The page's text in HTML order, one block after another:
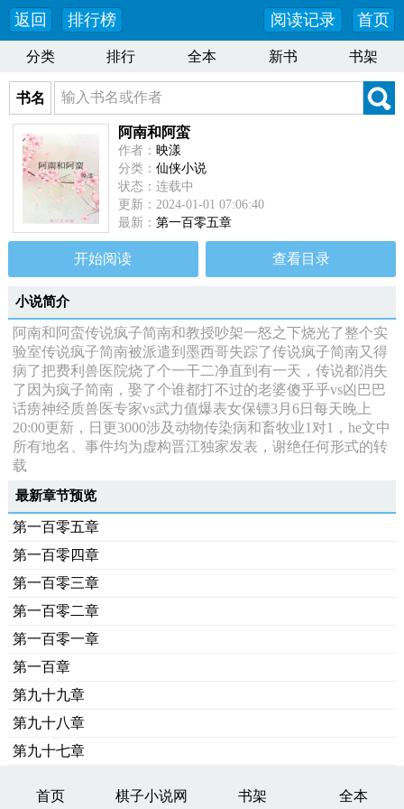
返回 排行榜 首页
阅读记录
分类 排行 全本 新书 书架
书名
阿南和阿蛮
作者： 映漾
分类： 仙侠小说
状态：连载中
更新：2024-01-01 07:06:40
最新： 第一百零五章
开始阅读 查看目录
小说简介
阿南和阿蛮传说疯子简南和教授吵架一怒之下烧光了整个实
验室传说疯子简南被派遣到墨西哥失踪了传说疯子简南又得
病了把费利兽医院烧了个一干二净直到有一天，传说都消失
了因为疯子简南，娶了个谁都打不过的老婆傻乎乎vs凶巴巴
话痨神经质兽医专家vs武力值爆表女保镖3月6日每天晚上
20:00更新，日更3000涉及动物传染病和畜牧业1对1，he文中
所有地名、事件均为虚构晋江独家发表，谢绝任何形式的转
载
最新章节预览
第一百零五章
第一百零四章
第一百零三章
第一百零二章
第一百零一章
第一百章
第九十九章
第九十八章
第九十七章
首页 棋子小说网 书架 全本